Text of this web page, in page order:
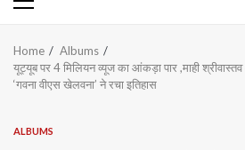
Primary
Home
Albums
यूट्यूब पर 4 मिलियन व्यूज का आंकड़ा पार ,माही
‘गवना वीएस खेलवना’ ने रचा इतिहास
ALBUMS